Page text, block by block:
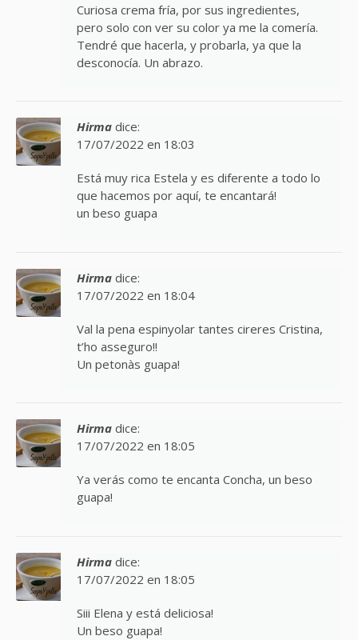
Curiosa crema fría, por sus ingredientes,
pero solo con ver su color ya me la comería.
Tendré que hacerla, y probarla, ya que la
desconocía. Un abrazo.
Hirma dice:
17/07/2022 en 18:03
Está muy rica Estela y es diferente a todo lo
que hacemos por aquí, te encantará!
un beso guapa
Hirma dice:
17/07/2022 en 18:04
Val la pena espinyolar tantes cireres Cristina,
t’ho asseguro!!
Un petonàs guapa!
Hirma dice:
17/07/2022 en 18:05
Ya verás como te encanta Concha, un beso
guapa!
Hirma dice:
17/07/2022 en 18:05
Siii Elena y está deliciosa!
Un beso guapa!